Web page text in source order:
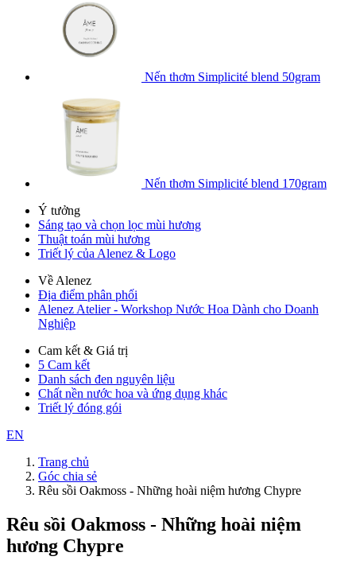
Nến thơm Simplicité blend 50gram
Nến thơm Simplicité blend 170gram
Ý tưởng
Sáng tạo và chọn lọc mùi hương
Thuật toán mùi hương
Triết lý của Alenez & Logo
Về Alenez
Địa điểm phân phối
Alenez Atelier - Workshop Nước Hoa Dành cho Doanh
Nghiệp
Cam kết & Giá trị
5 Cam kết
Danh sách đen nguyên liệu
Chất nền nước hoa và ứng dụng khác
Triết lý đóng gói
EN
Trang chủ
Góc chia sẻ
Rêu sồi Oakmoss - Những hoài niệm hương Chypre
Rêu sồi Oakmoss - Những hoài niệm
hương Chypre